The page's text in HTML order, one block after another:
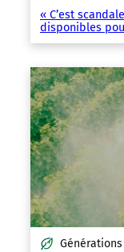
« C’est
disponibles